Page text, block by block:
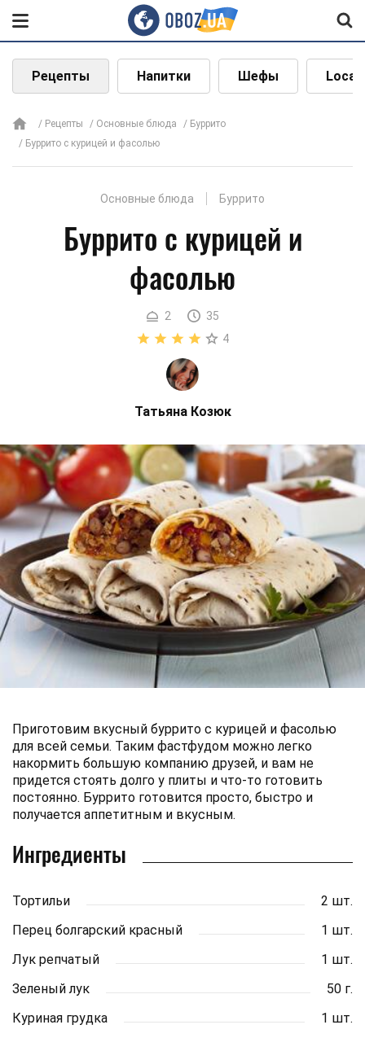
Рецепты Напитки Шефы Local
Рецепты Основные блюда
Буррито
Буррито с курицей и фасолью
Основные блюда Буррито
Буррито с курицей и
фасолью
2
35
4
Татьяна Козюк
Приготовим вкусный буррито с курицей и фасолью
для всей семьи. Таким фастфудом можно легко
накормить большую компанию друзей, и вам не
придется стоять долго у плиты и что-то готовить
постоянно. Буррито готовится просто, быстро и
получается аппетитным и вкусным.
Ингредиенты
Тортильи
2 шт.
Перец болгарский красный
1 шт.
Лук репчатый
1 шт.
Зеленый лук
50 г.
Куриная грудка
1 шт.